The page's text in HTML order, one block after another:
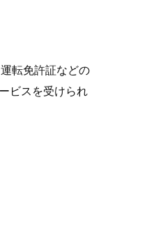
転免許証などの
ビスを受けられ